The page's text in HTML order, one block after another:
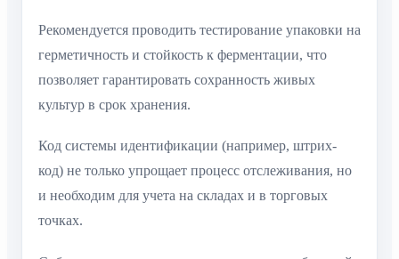
Рекомендуется проводить тестирование упаковки на
герметичность и стойкость к ферментации, что
позволяет гарантировать сохранность живых
культур в срок хранения.
Код системы идентификации (например, штрих-
код) не только упрощает процесс отслеживания, но
и необходим для учета на складах и в торговых
точках.